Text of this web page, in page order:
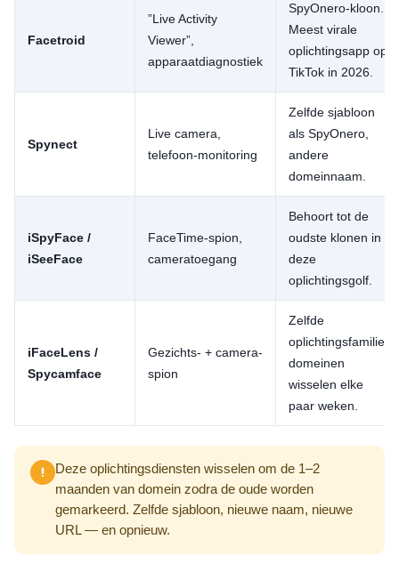
Facetroid
”Live Activity
Viewer”,
apparaatdiagnostiek
SpyOnero-kloon.
Meest virale
oplichtingsapp op
TikTok in 2026.
Spynect
Live camera,
telefoon-monitoring
Zelfde sjabloon
als SpyOnero,
andere
domeinnaam.
iSpyFace /
iSeeFace
FaceTime-spion,
cameratoegang
Behoort tot de
oudste klonen in
deze
oplichtingsgolf.
iFaceLens /
Spycamface
Gezichts- + camera-
spion
Zelfde
oplichtingsfamilie,
domeinen
wisselen elke
paar weken.
Deze oplichtingsdiensten wisselen om de 1–2
maanden van domein zodra de oude worden
gemarkeerd. Zelfde sjabloon, nieuwe naam, nieuwe
URL — en opnieuw.